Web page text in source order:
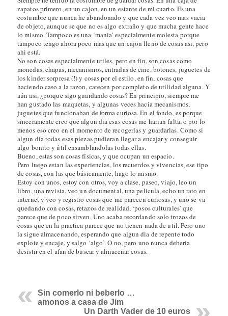
zapatos primero, en un cajon, en un estante de mi cuarto. Es una
costumbre que nunca he abandonado y que cada vez veo mas vacia
de objeto, aunque se que no es algo extraño y que mucha gente hace
lo mismo. Tampoco es una ‘mania’ especialmente molesta porque
tampoco tengo ahora poco mas que un cajon lleno de cosas asi, pero
ahi está.
No son cosas especialmente utiles, pero en fin, son cosas como
monedas, chapas, mecanismos, entradas de cine, botones, juguetes de
los kinder sorpresa (!) y cosas por el estilo, en fin, cosas que
haciendo caso a la razon, carecen por completo de utilidad alguna. Y
aún asi, ¿porque sigo guardando cosas? En principio, siempre me
han gustado las maquetas, y algunas veces hacia mecanismos,
juguetes que funcionaban de forma curiosa. En el fondo, es porque
sinceramente creo que algun dia esas cosas me harian falta, o por lo
menos eso creo en el momento de recogerlas y guardarlas. Como si
algun dia todas esas piezas pudieran llegar a encajar y conseguir
algo bonito y útil ensamblandolas todas ellas.
Bueno, estas son cosas físicas, y que ocupan un espacio.
Pero luego estan las experiencias, los recuerdos y vivencias, ese tipo
de cosas, con las que básicamente, hago lo mismo.
Estoy con unos, estoy con otros, voy a clase, paseo, viajo, leo un
libro, una revista, veo un documental, una pelicula, echo un rato en
internet y veo y registro cosas que me parecen curiosas, y uno se va
quedando con cosas, retazos de realidad, ‘posos culturales’ que
parece que de poco sirven. Uno acaba recordando solo trozos de
cosas que en la practica parece que no tienen nada de util. Pero uno
la sigue almacenando, esperando que algun dia de repente todo
explote y encaje, y salgo ‘algo’. O no, pero uno nunca deberia
desistir en el afan de buscar y almacenar cosas.
Sin comerlo ni beberlo …
amonos a casa de Jim
Un Darth Vader de 10 euros